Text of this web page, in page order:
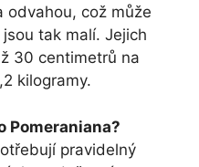
odvahou, což může
tak malí. Jejich
30 centimetrů na
kilogramy.
Pomeraniana?
pravidelný